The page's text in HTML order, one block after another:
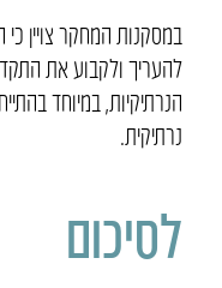
במסקנות המחקר צויין
להעריך ולקבוע את
הנרתיקיות, במיוחד
נרתיקית.
לסיכום